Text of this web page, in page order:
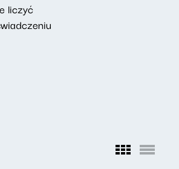
liczyć